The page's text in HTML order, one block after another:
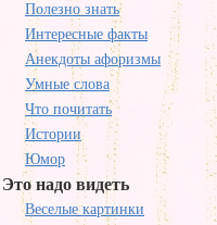
Полезно знать
Интересные факты
Анекдоты афоризмы
Умные слова
Что почитать
Истории
Юмор
Это надо видеть
Веселые картинки